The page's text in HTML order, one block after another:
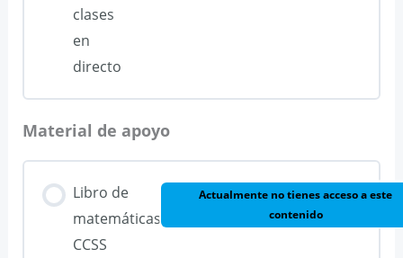
clases
en
directo
Material de apoyo
Libro de
matemáticas
CCSS
Actualmente no tienes acceso a este
contenido